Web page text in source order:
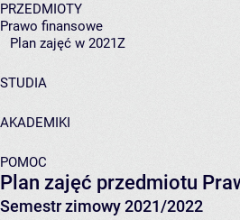
PRZEDMIOTY
Prawo finansowe
Plan zajęć w 2021Z
STUDIA
AKADEMIKI
POMOC
Plan zajęć przedmiotu
Semestr zimowy 2021/2022